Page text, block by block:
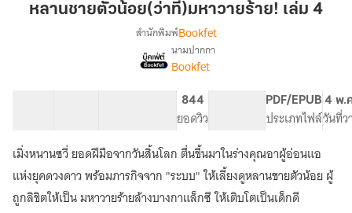
เม
อาหาร
ภารกิจ
เลี้ยง
หลาน
ชาย
ตัว
หลานชายตัวน้อย(ว่าที่)มหาวายร้าย! เล่ม 4
เรื่อง
คุณ
อา
สตรี
ม
เม
อร์
สาย
ทำ
อาหาร
สำนักพิมพ์Bookfet
นามปากกา
Bookfet
844
ยอดวิว
PDF/EPUB
ประเภทไฟล์
4 พ.
วันที่ว
เมิ่งหนานซวี่ ยอดฝีมือจากวันสิ้นโลก ตื่นขึ้นมาในร่างคุณอาผู้อ่อนแอ
แห่งยุคดวงดาว พร้อมภารกิจจาก "ระบบ" ให้เลี้ยงดูหลานชายตัวน้อย ผู้
ถูกลิขิตให้เป็น มหาวายร้ายล้างบางกาแล็กซี ให้เติบโตเป็นเด็กดี